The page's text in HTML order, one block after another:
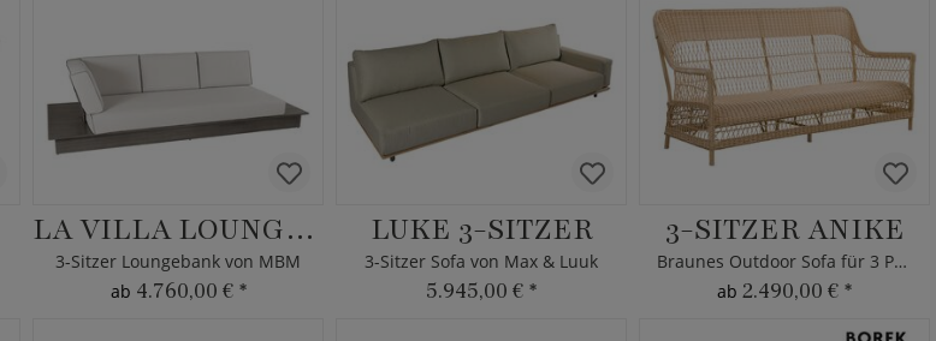
LA VILLA LOUNGE 3-SITZER
3-Sitzer Loungebank von MBM
ab 4.760,00 € *
LUKE 3-SITZER
3-Sitzer Sofa von Max & Luuk
5.945,00 € *
3-SITZER ANIKE
Braunes Outdoor Sofa für 3 Personen
ab 2.490,00 € *